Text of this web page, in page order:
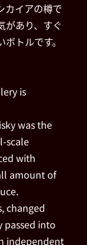
カイアの樽で
があり、すぐ
トルです。
is
was the
scale
with
amount of
changed
passed into
independent